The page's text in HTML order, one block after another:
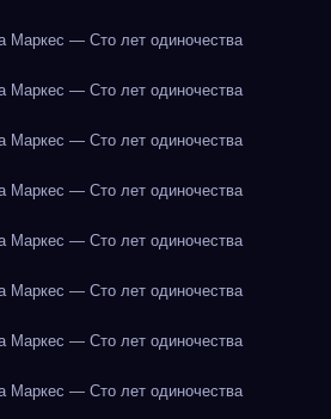
Маркес — Сто лет одиночества
Маркес — Сто лет одиночества
Маркес — Сто лет одиночества
Маркес — Сто лет одиночества
Маркес — Сто лет одиночества
Маркес — Сто лет одиночества
Маркес — Сто лет одиночества
Маркес — Сто лет одиночества